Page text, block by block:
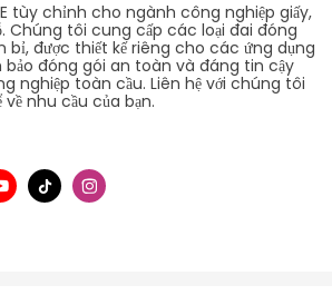
tùy chỉnh cho ngành công nghiệp giấy,
Chúng tôi cung cấp các loại đai đóng
bỉ, được thiết kế riêng cho các ứng dụng
bảo đóng gói an toàn và đáng tin cậy
nghiệp toàn cầu. Liên hệ với chúng tôi
nhu cầu của bạn.